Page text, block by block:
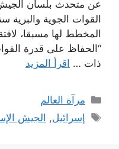
عن متحدث بلسان الجيش
القوات الجوية والبرية
المخطط لها مسبقا،
“الحفاظ على قدرة
ذات … اقرأ المزيد
التصنيفات
مرآة العالم
الوسوم
إسرائيل, الجيش